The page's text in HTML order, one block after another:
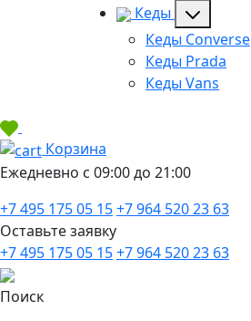
Кеды
Кеды Converse
Кеды Prada
Кеды Vans
Корзина
Ежедневно с 09:00 до 21:00
+7 495 175 05 15+7 964 520 23 63
Оставьте заявку
+7 495 175 05 15+7 964 520 23 63
Поиск